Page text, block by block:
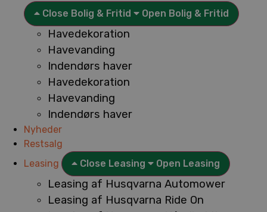
Close Bolig & Fritid
Open Bolig & Fritid
Havedekoration
Havevanding
Indendørs haver
Havedekoration
Havevanding
Indendørs haver
Nyheder
Restsalg
Leasing
Close Leasing Open Leasing
Leasing af Husqvarna Automower
Leasing af Husqvarna Ride On